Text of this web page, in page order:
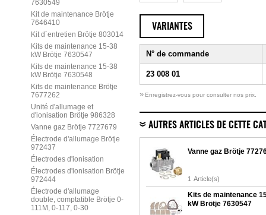
7630549
Kit de maintenance Brötje
7646410
Kit d´entretien Brötje 803014
Kits de maintenance 15-38
kW Brötje 7630547
Kits de maintenance 15-38
kW Brötje 7630548
Kits de maintenance Brötje
7677262
Unité d'allumage et
d'ionisation Brötje 986328
Vanne gaz Brötje 7727679
Électrode d'allumage Brötje
972437
Électrodes d'ionisation
Électrodes d'ionisation Brötje
972444
Électrode d'allumage
double, comptatible Brötje 0-
111M, 0-117, 0-30
VARIANTES
N° de commande
23 008 01
» Enregistrez-vous pour consulter nos prix.
AUTRES ARTICLES DE CETTE
Vanne gaz Brötje
1 Article(s)
Kits de maintenance
kW Brötje 7630547